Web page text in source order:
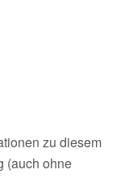
zu diesem
(auch ohne